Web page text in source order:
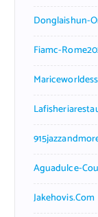
Donglaishun-
Fiamc-
Aguadulce-
Jakehovis.com